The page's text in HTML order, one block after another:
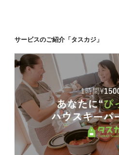
サービスのご紹介「タスカジ」